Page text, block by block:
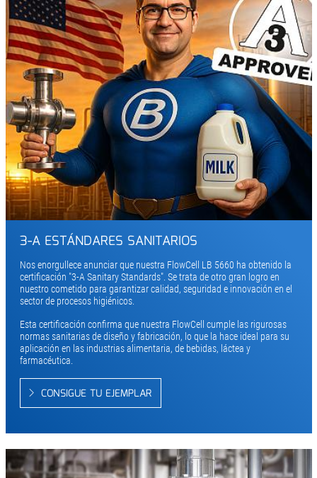
3-A ESTÁNDARES SANITARIOS
Nos enorgullece anunciar que nuestra FlowCell LB 5660 ha obtenido la
certificación "3-A Sanitary Standards". Se trata de otro gran logro en
nuestro cometido para garantizar calidad, seguridad e innovación en el
sector de procesos higiénicos.
Esta certificación confirma que nuestra FlowCell cumple las rigurosas
normas sanitarias de diseño y fabricación, lo que la hace ideal para su
aplicación en las industrias alimentaria, de bebidas, láctea y
farmacéutica.
CONSIGUE TU EJEMPLAR